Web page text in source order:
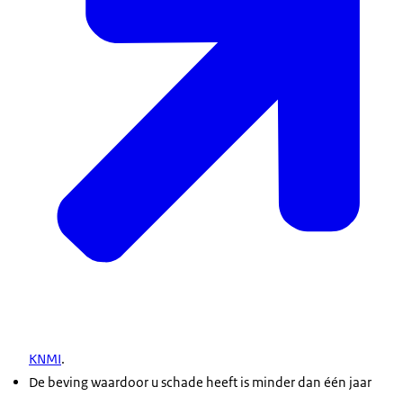
KNMI.
De beving waardoor u schade heeft is minder dan één jaar